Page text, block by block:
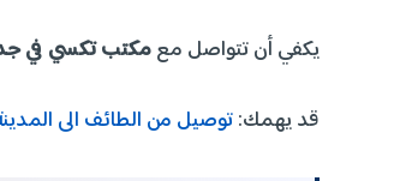
يكفي أن تتواصل معمكتب تكسي في
قد يهمك:توصيل من الطائف الى